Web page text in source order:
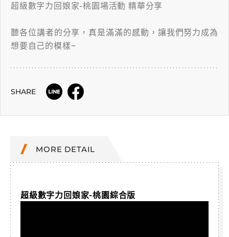
超級數字力回娘家-桃園場活動 精華分享
聽各位講者的分享，真是滿滿的感動，讓我們努力成為
想要自己的模樣~
SHARE
MORE DETAIL
超級數字力回娘家-桃園綜合版